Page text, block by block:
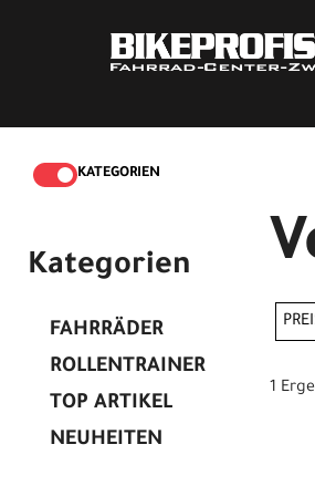
KATEGORIEN
Kategorien
FAHRRÄDER
ROLLENTRAINER
TOP ARTIKEL
NEUHEITEN
1